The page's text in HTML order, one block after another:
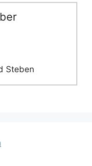
Steben